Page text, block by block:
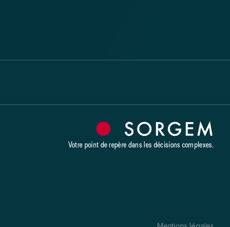
Votre point de repère dans les décisions complexes.